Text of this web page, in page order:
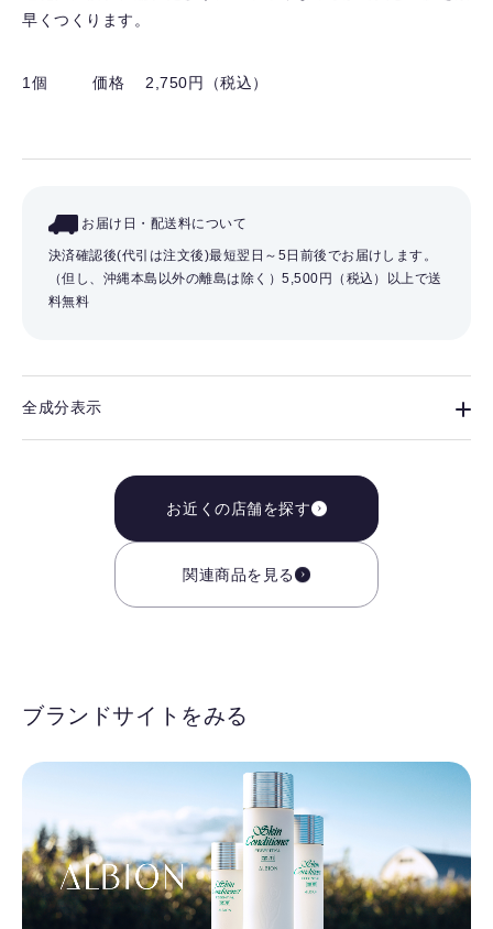
早くつくります。
1個 価格 2,750円（税込）
お届け日・配送料について
決済確認後(代引は注文後)最短翌日～5日前後でお届けします。
（但し、沖縄本島以外の離島は除く）5,500円（税込）以上で送
料無料
全成分表示
お近くの店舗を探す
関連商品を見る
ブランドサイトをみる